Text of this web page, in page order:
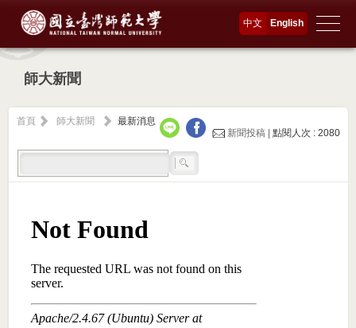
English
中文
師大新聞
首頁 師大新聞
最新消息
新聞投稿 |點閱人次 : 2080